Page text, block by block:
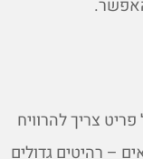
צריך להרוויח
– רהיטים גדולים